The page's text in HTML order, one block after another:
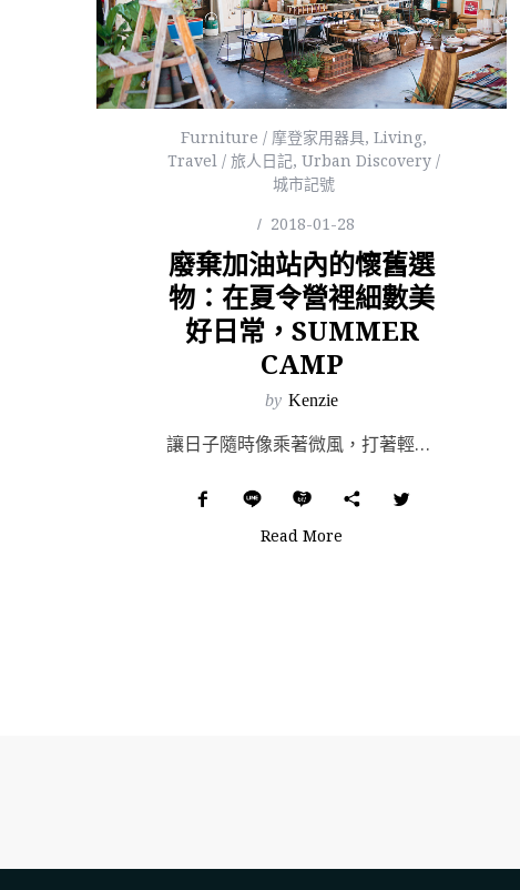
Furniture / 摩登家用器具, Living,
Travel / 旅人日記, Urban Discovery /
城市記號
2018-01-28
廢棄加油站內的懷舊選
物：在夏令營裡細數美
好日常，SUMMER
CAMP
by Kenzie
讓日子隨時像乘著微風，打著輕快節奏，享受空氣中的陽光，澆灌腦海裡茂盛生長的花朵、草木與天空；或者起跑...
Read More